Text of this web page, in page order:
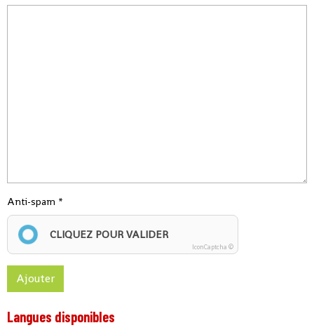
Anti-spam
CLIQUEZ POUR VALIDER
IconCaptcha ©
Ajouter
Langues disponibles